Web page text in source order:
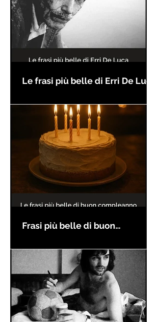
Le frasi più belle di Erri De Luca
Frasi più belle di buon